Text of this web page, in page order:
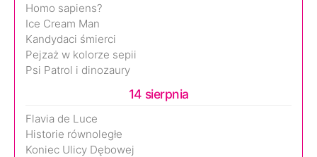
Homo sapiens?
Ice Cream Man
Kandydaci śmierci
Pejzaż w kolorze sepii
Psi Patrol i dinozaury
14 sierpnia
Flavia de Luce
Historie równoległe
Koniec Ulicy Dębowej